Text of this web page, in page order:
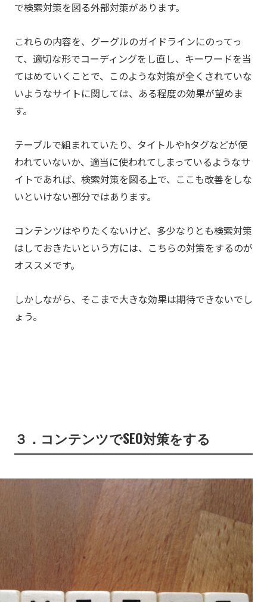
で検索対策を図る外部対策があります。
これらの内容を、グーグルのガイドラインにのってっ
て、適切な形でコーディングをし直し、キーワードを当
てはめていくことで、このような対策が全くされていな
いようなサイトに関しては、ある程度の効果が望めま
す。
テーブルで組まれていたり、タイトルやhタグなどが使
われていないか、適当に使われてしまっているようなサ
イトであれば、検索対策を図る上で、ここも改善をしな
いといけない部分ではあります。
コンテンツはやりたくないけど、多少なりとも検索対策
はしておきたいという方には、こちらの対策をするのが
オススメです。
しかしながら、そこまで大きな効果は期待できないでし
ょう。
３．コンテンツでSEO対策をする